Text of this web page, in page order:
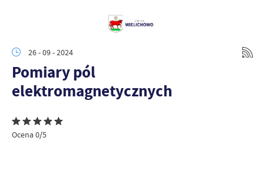
26 - 09 - 2024
Pomiary pól
elektromagnetycznych
Ocena 0/5